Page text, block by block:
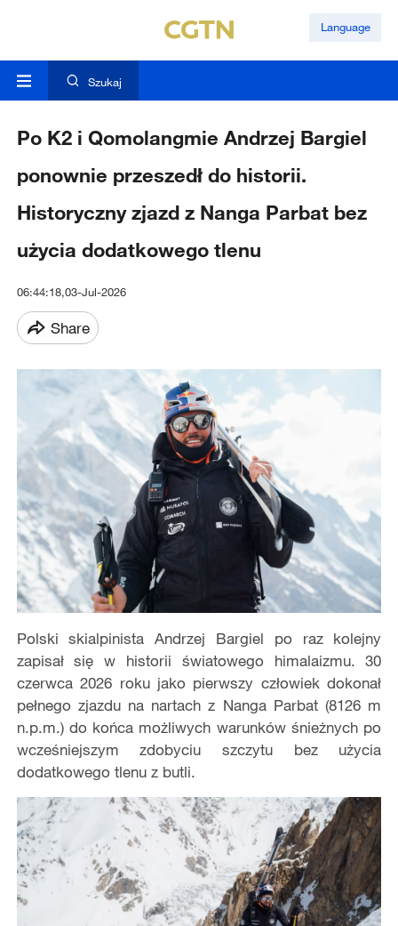
Language
Szukaj
Po K2 i Qomolangmie Andrzej Bargiel
ponownie przeszedł do historii.
Historyczny zjazd z Nanga Parbat bez
użycia dodatkowego tlenu
06:44:18,03-Jul-2026
Share
Polski skialpinista Andrzej Bargiel po raz kolejny
zapisał się w historii światowego himalaizmu. 30
czerwca 2026 roku jako pierwszy człowiek dokonał
pełnego zjazdu na nartach z Nanga Parbat (8126 m
n.p.m.) do końca możliwych warunków śnieżnych po
wcześniejszym zdobyciu szczytu bez użycia
dodatkowego tlenu z butli.